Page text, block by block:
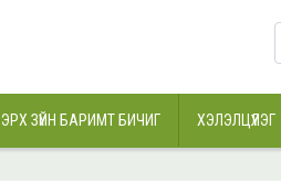
ЭРХ ЗҮЙН БАРИМТ БИЧИГ ХЭЛЭЛЦҮҮЛЭГ